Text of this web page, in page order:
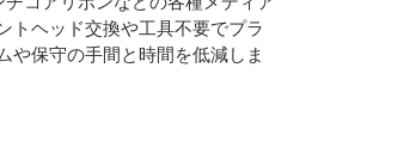
トヘッド交換や工具不要でプラ
や保守の手間と時間を低減しま